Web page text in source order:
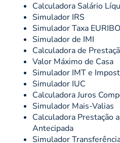
Calculadora Salário
Simulador IRS
Simulador Taxa
Simulador de IMI
Calculadora de
Valor Máximo de Casa
Simulador IMT e
Simulador IUC
Calculadora Juros
Simulador Mais-Valias
Calculadora Prestação
Antecipada
Simulador